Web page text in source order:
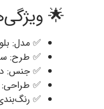
🌟
✅ مدل:
✅ طرح:
✅ جنس:
✅
✅